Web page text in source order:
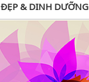
ĐẸP & DINH DƯỠNG